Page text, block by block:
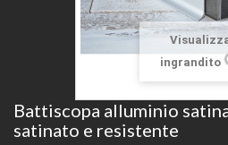
ingrandito
Battiscopa alluminio
satinato e resistente